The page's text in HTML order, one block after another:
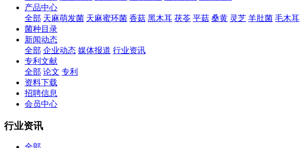
产品中心
全部 天麻萌发菌 天麻蜜环菌 香菇 黑木耳 茯苓 平菇 桑黄 灵芝 羊肚菌 毛木耳
菌种目录
新闻动态
全部 企业动态 媒体报道 行业资讯
专利文献
全部 论文 专利
资料下载
招聘信息
会员中心
行业资讯